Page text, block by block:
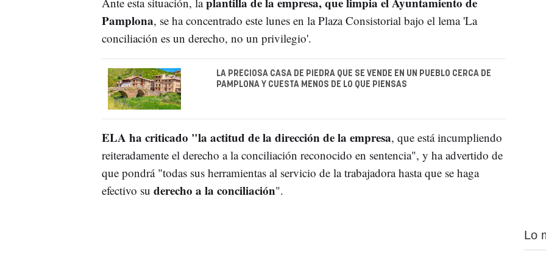
Pamplona, se ha concentrado este lunes en la Plaza Consistorial bajo el lema 'La
conciliación es un derecho, no un privilegio'.
LA PRECIOSA CASA DE PIEDRA QUE SE VENDE EN UN PUEBLO CERCA DE
PAMPLONA Y CUESTA MENOS DE LO QUE PIENSAS
ELA ha criticado "la actitud de la dirección de la empresa, que está incumpliendo
reiteradamente el derecho a la conciliación reconocido en sentencia", y ha advertido de
que pondrá "todas sus herramientas al servicio de la trabajadora hasta que se haga
efectivo su derecho a la conciliación".
Lo